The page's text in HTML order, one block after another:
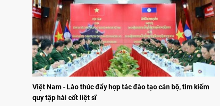
và mở rộng hợp tác phát triển giữa hai nước.
Việt Nam - Lào thúc đẩy hợp tác đào tạo cán bộ, tìm kiếm
quy tập hài cốt liệt sĩ